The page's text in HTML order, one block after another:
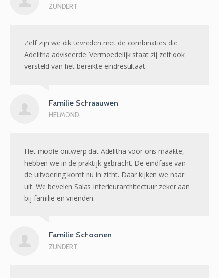
ZUNDERT
Zelf zijn we dik tevreden met de combinaties die
Adelitha adviseerde. Vermoedelijk staat zij zelf ook
versteld van het bereikte eindresultaat.
Familie Schraauwen
HELMOND
Het mooie ontwerp dat Adelitha voor ons maakte,
hebben we in de praktijk gebracht. De eindfase van
de uitvoering komt nu in zicht. Daar kijken we naar
uit. We bevelen Salas Interieurarchitectuur zeker aan
bij familie en vrienden.
Familie Schoonen
ZUNDERT